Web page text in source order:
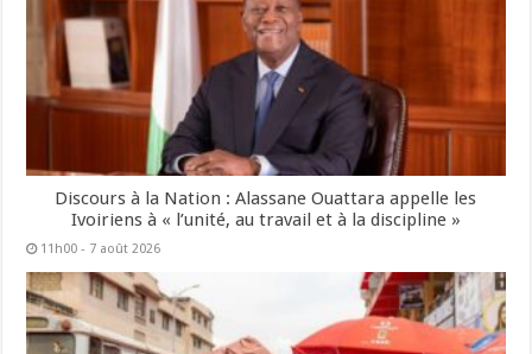
Discours à la Nation : Alassane Ouattara appelle les
Ivoiriens à « l’unité, au travail et à la discipline »
11h00 - 7 août 2026